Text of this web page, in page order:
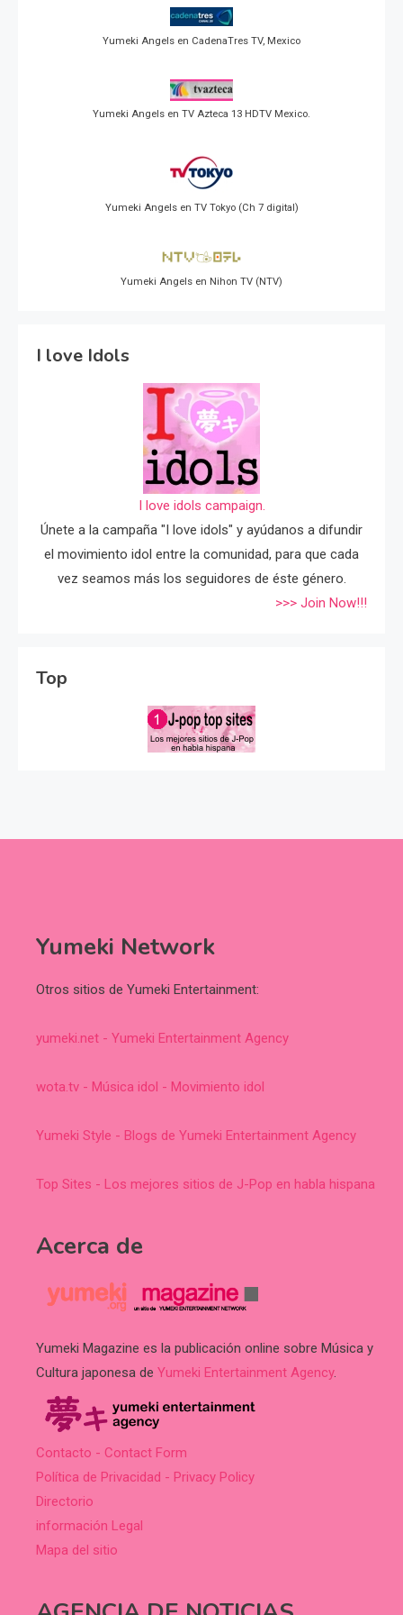
Yumeki Angels en CadenaTres TV, Mexico
Yumeki Angels en TV Azteca 13 HDTV Mexico.
Yumeki Angels en TV Tokyo (Ch 7 digital)
Yumeki Angels en Nihon TV (NTV)
I love Idols
I love idols campaign.
Únete a la campaña "I love idols" y ayúdanos a difundir
el movimiento idol entre la comunidad, para que cada
vez seamos más los seguidores de éste género.
>>> Join Now!!!
Top
Yumeki Network
Otros sitios de Yumeki Entertainment:
yumeki.net - Yumeki Entertainment Agency
wota.tv - Música idol - Movimiento idol
Yumeki Style - Blogs de Yumeki Entertainment Agency
Top Sites - Los mejores sitios de J-Pop en habla hispana
Acerca de
Yumeki Magazine es la publicación online sobre Música y
Cultura japonesa de Yumeki Entertainment Agency.
Contacto - Contact Form
Política de Privacidad - Privacy Policy
Directorio
información Legal
Mapa del sitio